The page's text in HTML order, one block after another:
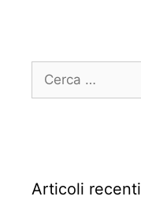
Articoli recenti